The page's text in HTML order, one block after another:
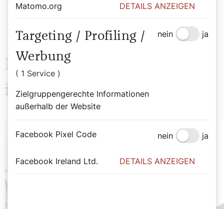
Das könnte Sie auch
interessieren
Matomo.org DETAILS ANZEIGEN
Targeting / Profiling /
Werbung
( 1 Service )
Zielgruppengerechte Informationen
außerhalb der Website
nein ja
Facebook Pixel Code nein ja
Facebook Ireland Ltd. DETAILS ANZEIGEN